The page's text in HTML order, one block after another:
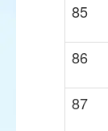
85
86
87